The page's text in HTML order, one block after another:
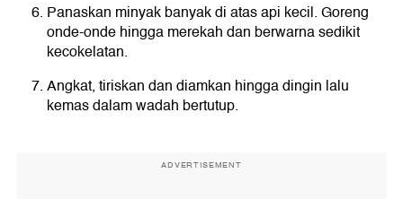
Panaskan minyak banyak di atas api kecil. Goreng
onde-onde hingga merekah dan berwarna sedikit
kecokelatan.
Angkat, tiriskan dan diamkan hingga dingin lalu
kemas dalam wadah bertutup.
ADVERTISEMENT